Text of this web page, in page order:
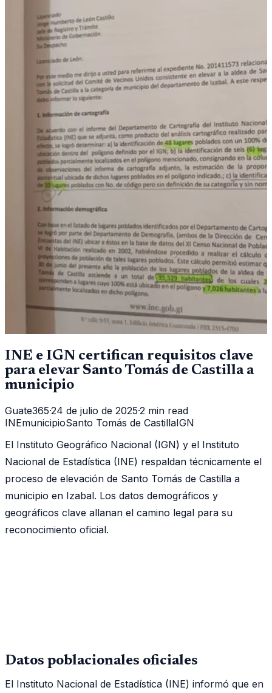
INE e IGN certifican requisitos clave
para elevar Santo Tomás de Castilla a
municipio
Guate365·24 de julio de 2025·2 min read
INEmunicipioSanto Tomás de CastillaIGN
El Instituto Geográfico Nacional (IGN) y el Instituto
Nacional de Estadística (INE) respaldan técnicamente el
proceso de elevación de Santo Tomás de Castilla a
municipio en Izabal. Los datos demográficos y
geográficos clave allanan el camino legal para su
reconocimiento oficial.
Datos poblacionales oficiales
El Instituto Nacional de Estadística (INE) informó que en